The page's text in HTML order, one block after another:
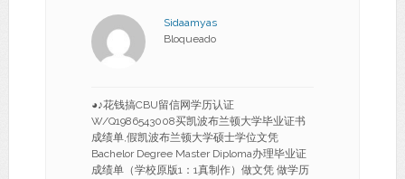
Sidaamyas
Bloqueado
◕♪花钱搞CBU留信网学历认证
W/Q1986543008买凯波布兰顿大学毕业证书
成绩单,假凯波布兰顿大学硕士学位文凭
Bachelor Degree Master Diploma办理毕业证
成绩单（学校原版1：1真制作）做文凭 做学历